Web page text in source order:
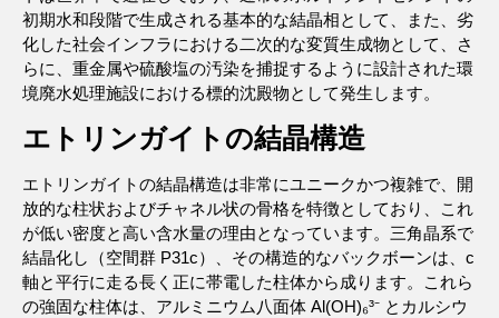
初期水和段階で生成される基本的な結晶相として、また、劣
化した社会インフラにおける二次的な変質生成物として、さ
らに、重金属や硫酸塩の汚染を捕捉するように設計された環
境廃水処理施設における標的沈殿物として発生します。
エトリンガイトの結晶構造
エトリンガイトの結晶構造は非常にユニークかつ複雑で、開
放的な柱状およびチャネル状の骨格を特徴としており、これ
が低い密度と高い含水量の理由となっています。三角晶系で
結晶化し（空間群 P31c）、その構造的なバックボーンは、c
軸と平行に走る長く正に帯電した柱体から成ります。これら
の強固な柱体は、アルミニウム八面体 Al(OH)₆³⁻ とカルシウ